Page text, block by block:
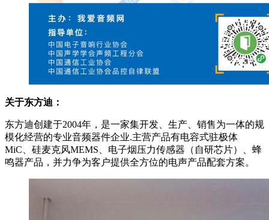
关于东方迪：
东方迪创建于2004年，是一家集开发、生产、销售为一体的规
模化经营的专业音频器件企业.主营产品有电容式驻极体
MiC、硅麦克风MEMS、电子烟压力传感器（自研芯片）、蜂
鸣器产品，并力争为客户提供全方位的电声产品配套方案。